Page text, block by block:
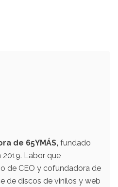
de 65YMÁS, fundado
2019. Labor que
de CEO y cofundadora de
de discos de vinilos y web